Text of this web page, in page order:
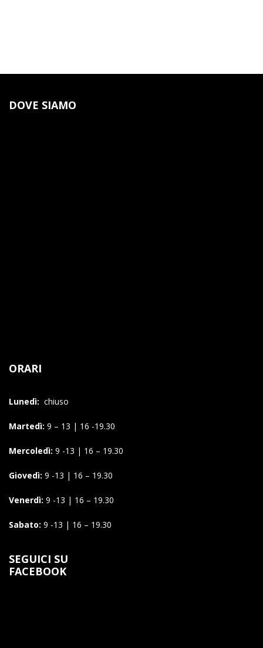
DOVE SIAMO
ORARI
Lunedì: chiuso
Martedì: 9 – 13 | 16 -19.30
Mercoledì: 9 -13 | 16 – 19.30
Giovedì: 9 -13 | 16 – 19.30
Venerdì: 9 -13 | 16 – 19.30
Sabato: 9 -13 | 16 – 19.30
SEGUICI SU
FACEBOOK